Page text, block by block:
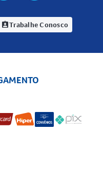
assignment_indTrabalhe Conosco